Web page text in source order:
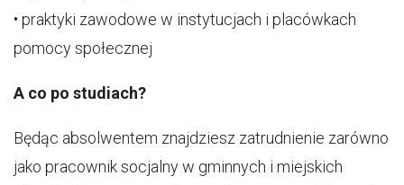
• praktyki zawodowe w instytucjach i placówkach
pomocy społecznej
A co po studiach?
Będąc absolwentem znajdziesz zatrudnienie zarówno
jako pracownik socjalny w gminnych i miejskich